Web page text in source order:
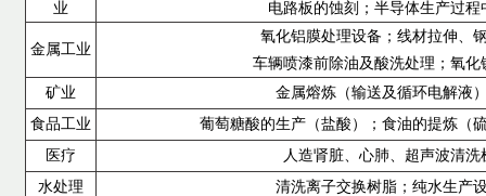
业 电路板的蚀刻；半导体生产过
金属工业
氧化铝膜处理设备；线材拉伸、
车辆喷漆前除油及酸洗处理；氧
矿业
金属熔炼（输送及循环电解液
食品工业
葡萄糖酸的生产（盐酸）；食油的提炼（
医疗
人造肾脏、心肺、超声波清
水处理
清洗离子交换树脂；纯水生产